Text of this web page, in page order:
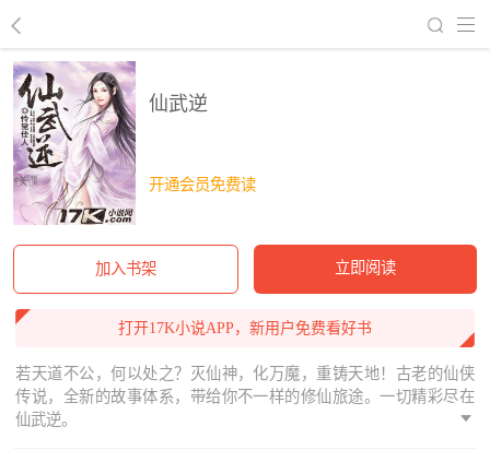
仙武逆
开通会员免费读
加入书架 立即阅读
打开17K小说APP，新用户免费看好书
若天道不公，何以处之？灭仙神，化万魔，重铸天地！古老的仙侠
传说，全新的故事体系，带给你不一样的修仙旅途。一切精彩尽在
仙武逆。